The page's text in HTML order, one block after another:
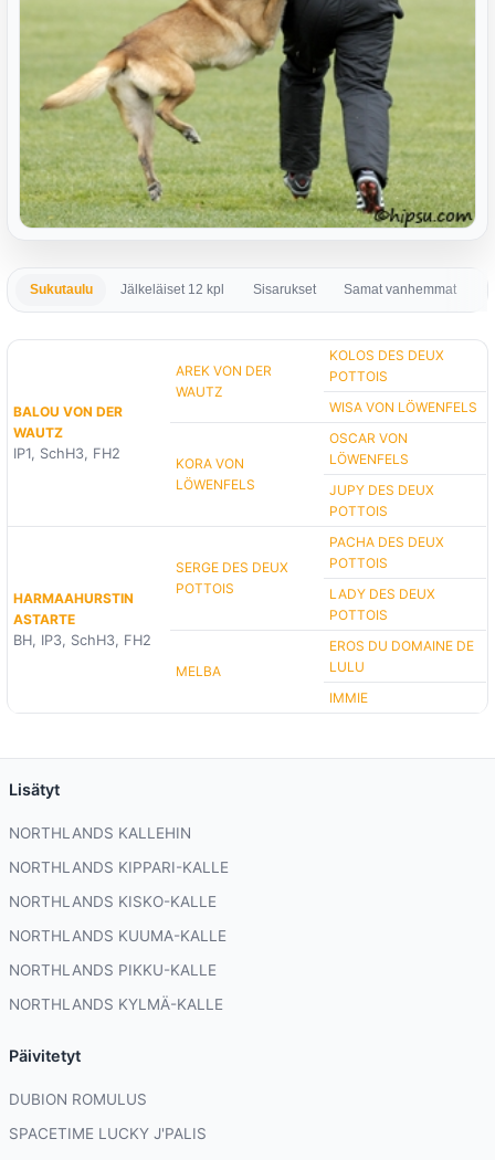
Sukutaulu Jälkeläiset 12 kpl Sisarukset Samat vanhemmat
BALOU VON DER
WAUTZ
IP1, SchH3, FH2
AREK VON DER
WAUTZ
KOLOS DES DEUX
POTTOIS
WISA VON LÖWENFELS
KORA VON
LÖWENFELS
OSCAR VON
LÖWENFELS
JUPY DES DEUX
POTTOIS
HARMAAHURSTIN
ASTARTE
BH, IP3, SchH3, FH2
SERGE DES DEUX
POTTOIS
PACHA DES DEUX
POTTOIS
LADY DES DEUX
POTTOIS
MELBA
EROS DU DOMAINE DE
LULU
IMMIE
Lisätyt
NORTHLANDS KALLEHIN
NORTHLANDS KIPPARI-KALLE
NORTHLANDS KISKO-KALLE
NORTHLANDS KUUMA-KALLE
NORTHLANDS PIKKU-KALLE
NORTHLANDS KYLMÄ-KALLE
Päivitetyt
DUBION ROMULUS
SPACETIME LUCKY J'PALIS